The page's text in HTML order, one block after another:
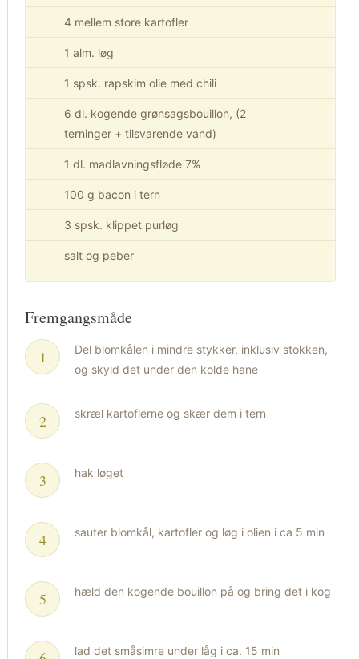
4 mellem store kartofler
1 alm. løg
1 spsk. rapskim olie med chili
6 dl. kogende grønsagsbouillon, (2
terninger + tilsvarende vand)
1 dl. madlavningsfløde 7%
100 g bacon i tern
3 spsk. klippet purløg
salt og peber
Fremgangsmåde
Del blomkålen i mindre stykker, inklusiv stokken,
og skyld det under den kolde hane
skræl kartoflerne og skær dem i tern
hak løget
sauter blomkål, kartofler og løg i olien i ca 5 min
hæld den kogende bouillon på og bring det i kog
lad det småsimre under låg i ca. 15 min